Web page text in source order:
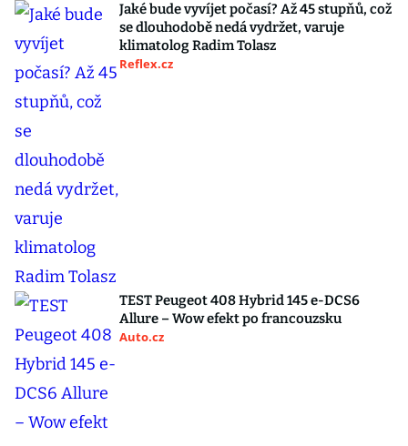
Jaké bude vyvíjet počasí? Až 45 stupňů, což
se dlouhodobě nedá vydržet, varuje
klimatolog Radim Tolasz
Reflex.cz
TEST Peugeot 408 Hybrid 145 e-DCS6
Allure – Wow efekt po francouzsku
Auto.cz